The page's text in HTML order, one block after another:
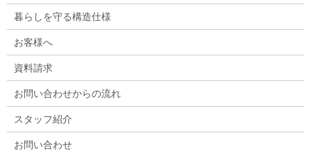
暮らしを守る構造仕様
お客様へ
資料請求
お問い合わせからの流れ
スタッフ紹介
お問い合わせ